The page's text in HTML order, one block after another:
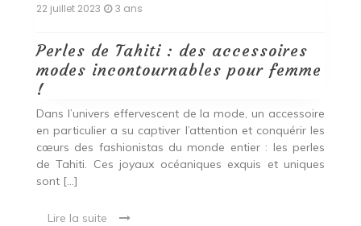
22 juillet 2023 3 ans
Perles de Tahiti : des accessoires
modes incontournables pour femme
!
Dans l’univers effervescent de la mode, un accessoire
en particulier a su captiver l’attention et conquérir les
cœurs des fashionistas du monde entier : les perles
de Tahiti. Ces joyaux océaniques exquis et uniques
sont […]
Lire la suite